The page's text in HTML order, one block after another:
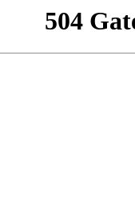
504